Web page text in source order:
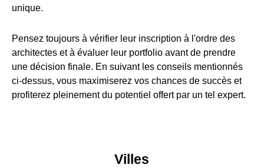
unique.
Pensez toujours à vérifier leur inscription à l'ordre des
architectes et à évaluer leur portfolio avant de prendre
une décision finale. En suivant les conseils mentionnés
ci-dessus, vous maximiserez vos chances de succès et
profiterez pleinement du potentiel offert par un tel expert.
Villes